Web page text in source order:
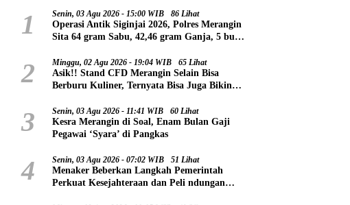
1 Senin, 03 Agu 2026 - 15:00 WIB 86 Lihat
Operasi Antik Siginjai 2026, Polres Merangin
Sita 64 gram Sabu, 42,46 gram Ganja, 5 butir
2 Minggu, 02 Agu 2026 - 19:04 WIB 65 Lihat
Asik!! Stand CFD Merangin Selain Bisa
Berburu Kuliner, Ternyata Bisa Juga Bikin
3 Senin, 03 Agu 2026 - 11:41 WIB 60 Lihat
Kesra Merangin di Soal, Enam Bulan Gaji
Pegawai ‘Syara’ di Pangkas
4 Senin, 03 Agu 2026 - 07:02 WIB 51 Lihat
Menaker Beberkan Langkah Pemerintah
Perkuat Kesejahteraan dan Peli ndungan